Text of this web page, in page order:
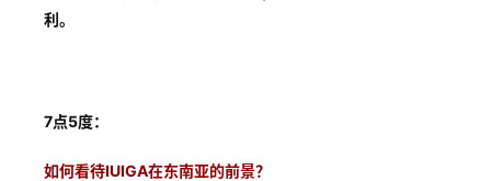
利。
7点5度：
如何看待IUIGA在东南亚的前景？